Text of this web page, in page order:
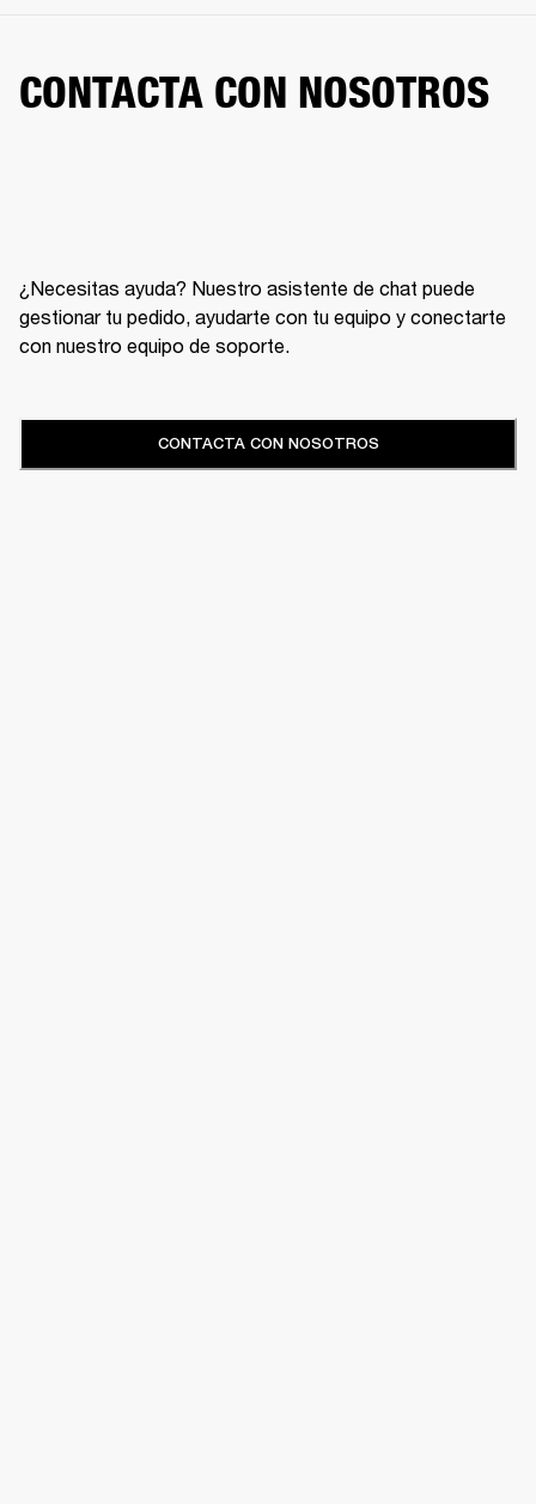
CONTACTA CON NOSOTROS
¿Necesitas ayuda? Nuestro asistente de chat puede
gestionar tu pedido, ayudarte con tu equipo y conectarte
con nuestro equipo de soporte.
CONTACTA CON NOSOTROS